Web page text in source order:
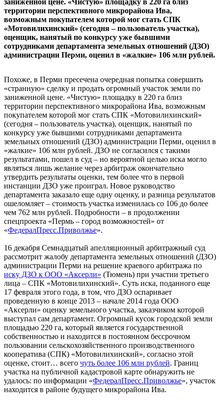
территории перспективного микрорайона Ива,
возможным покупателем которой мог стать СПК
«Мотовилихинский» (сегодня – пользователь участка),
оценщик, нанятый по конкурсу уже бывшими
сотрудниками департамента земельных отношений (ДЗО)
администрации Перми, оценил в «жалкие» 106 млн рублей.
Похоже, в Перми пресечена очередная попытка совершить
«странную» сделку и продать огромный участок земли по
заниженной цене. «Чистую» площадку в 220 га близ
территории перспективного микрорайона Ива, возможным
покупателем которой мог стать СПК «Мотовилихинский»
(сегодня – пользователь участка), оценщик, нанятый по
конкурсу уже бывшими сотрудниками департамента
земельных отношений (ДЗО) администрации Перми, оценил в
«жалкие» 106 млн рублей. ДЗО не согласился с такими
результатами, пошел в суд – но вероятной целью иска могло
являться лишь желание через арбитраж окончательно
утвердить результаты оценки, тем более что в первой
инстанции ДЗО уже проиграл. Новое руководство
департамента заказало еще одну оценку, и разница результатов
ошеломляет – стоимость участка изменилась со 106 до более
чем 762 млн рублей. Подробности – в продолжении
спецпроекта «Пермь – город возможностей» от
«ФедералПресс.Приволжье».
16 декабря Семнадцатый апелляционный арбитражный суд
рассмотрит жалобу департамента земельных отношений (ДЗО)
администрации Перми на решение краевого арбитража по
иску ДЗО к ООО «Аксерли» (Тюмень) при участии третьего
лица – СПК «Мотовилихинский». Суть иска, поданного еще
17 февраля этого года, в том, что ДЗО оспаривает
проведенную в конце 2013 – начале 2014 года ООО
«Аксерли» оценку земельного участка, заказчиком которой
выступал сам департамент. Огромный кусок городской земли
площадью 220 га, который является государственной
собственностью и находится в постоянном бессрочном
пользовании сельскохозяйственного производственного
кооператива (СПК) «Мотовилихинский», согласно этой
оценке, стоит… всего чуть более 106 млн рублей. Границ
участка на публичной кадастровой карте обнаружить не
удалось: по информации «ФедералПресс.Приволжье», участок
находится в районе будущего микрорайона Ива.